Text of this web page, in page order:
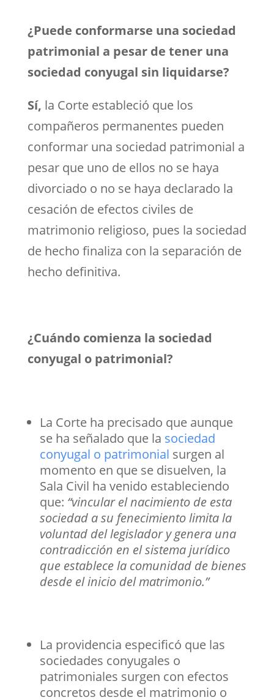
¿Puede conformarse una sociedad
patrimonial a pesar de tener una
sociedad conyugal sin liquidarse?
Sí, la Corte estableció que los
compañeros permanentes pueden
conformar una sociedad patrimonial a
pesar que uno de ellos no se haya
divorciado o no se haya declarado la
cesación de efectos civiles de
matrimonio religioso, pues la sociedad
de hecho finaliza con la separación de
hecho definitiva.
¿Cuándo comienza la sociedad
conyugal o patrimonial?
La Corte ha precisado que aunque
se ha señalado que la sociedad
conyugal o patrimonial surgen al
momento en que se disuelven, la
Sala Civil ha venido estableciendo
que: “vincular el nacimiento de esta
sociedad a su fenecimiento limita la
voluntad del legislador y genera una
contradicción en el sistema jurídico
que establece la comunidad de bienes
desde el inicio del matrimonio.”
La providencia especificó que las
sociedades conyugales o
patrimoniales surgen con efectos
concretos desde el matrimonio o